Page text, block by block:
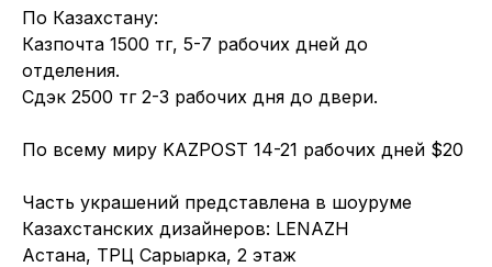
По Казахстану:
Казпочта 1500 тг, 5-7 рабочих дней до
отделения.
Сдэк 2500 тг 2-3 рабочих дня до двери.
По всему миру KAZPOST 14-21 рабочих дней $20
Часть украшений представлена в шоуруме
Казахстанских дизайнеров: LENAZH
Астана, ТРЦ Сарыарка, 2 этаж